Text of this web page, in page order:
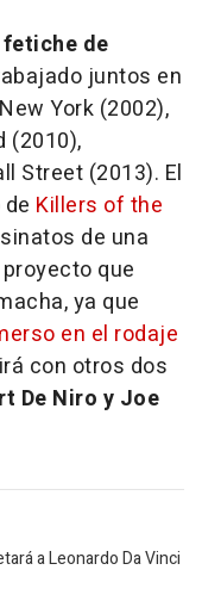
de
juntos en
York (2002),
(2010),
Street (2013). El
Killers of the
de una
que
ya que
en el rodaje
con otros dos
De Niro y Joe
a Leonardo Da Vinci